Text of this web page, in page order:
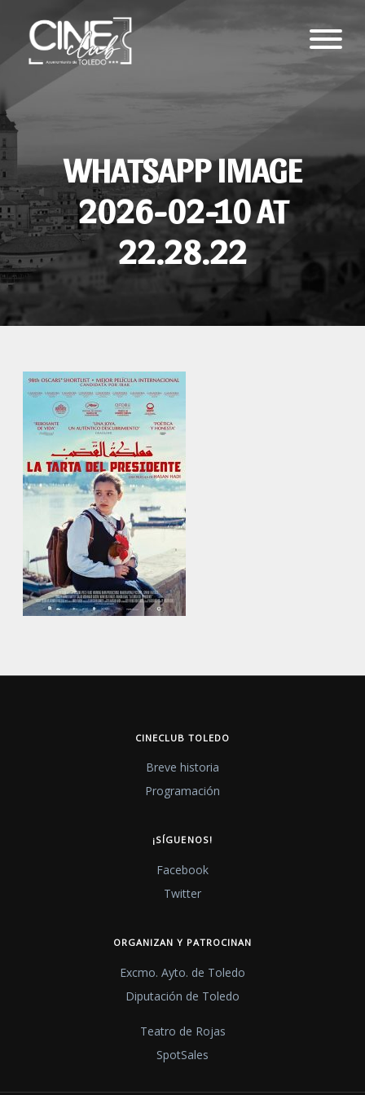
WHATSAPP IMAGE
2026-02-10 AT
22.28.22
CINECLUB TOLEDO
Breve historia
Programación
¡SÍGUENOS!
Facebook
Twitter
ORGANIZAN Y PATROCINAN
Excmo. Ayto. de Toledo
Diputación de Toledo
Teatro de Rojas
SpotSales